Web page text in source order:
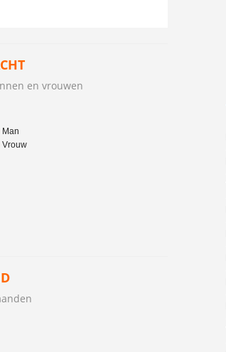
en vrouwen
Man
Vrouw